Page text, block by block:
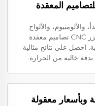
المعقدة
والألواح
الفولاذية المخصصة، يعالج قص الليزر CNC تصاميم معقدة
احصل على نتائج مثالية
خالية من الحرارة.
وبأسعار معقولة